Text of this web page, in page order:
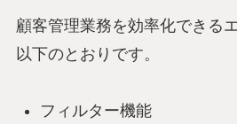
顧客管理業務を効率化できる
以下のとおりです。
フィルター機能